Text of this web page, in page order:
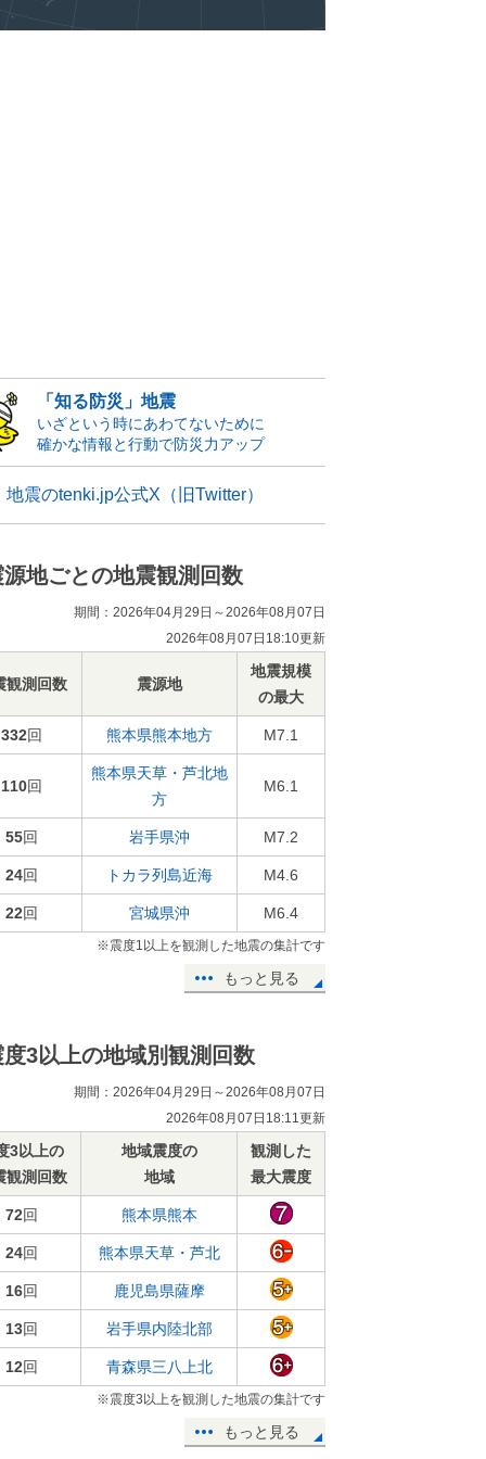
「知る防災」地震
いざという時にあわてないために
確かな情報と行動で防災力アップ
地震のtenki.jp公式X（旧Twitter）
源地ごとの地震観測回数
期間：2026年04月29日～2026年08月07日
2026年08月07日18:10更新
観測回数 震源地
地震規模
の最大
332回 熊本県熊本地方 M7.1
110回
熊本県天草・芦北地
方
M6.1
55回 岩手県沖 M7.2
24回 トカラ列島近海 M4.6
22回 宮城県沖 M6.4
※震度1以上を観測した地震の集計です
もっと見る
度3以上の地域別観測回数
期間：2026年04月29日～2026年08月07日
2026年08月07日18:11更新
3以上の
観測回数
地域震度の
地域
観測した
最大震度
72回 熊本県熊本
24回 熊本県天草・芦北
16回 鹿児島県薩摩
13回 岩手県内陸北部
12回 青森県三八上北
※震度3以上を観測した地震の集計です
もっと見る